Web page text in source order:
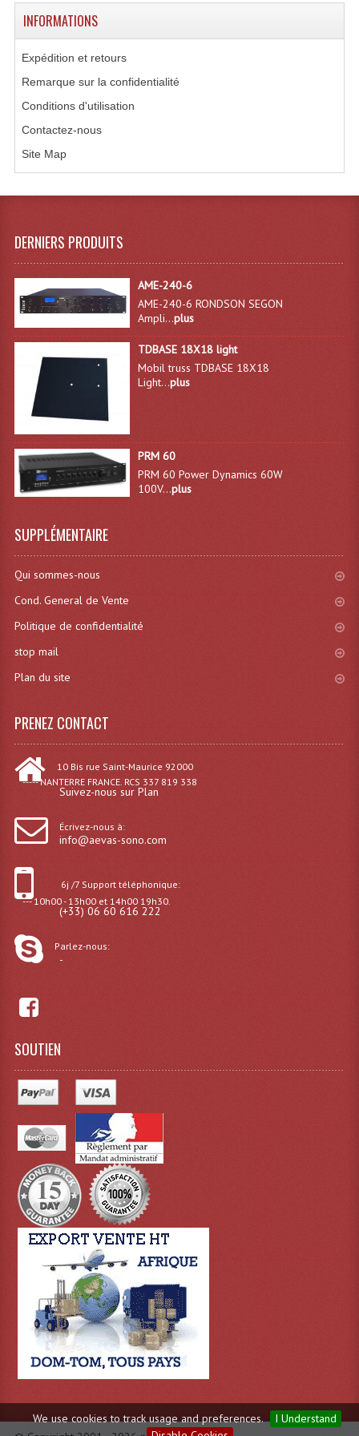
We use cookies to track usage and preferences.
I Understand
Micro Sans Fil HF VHF 200MHZ
Peripheriques Traitements Et Accessoires
Portes Voix Mégaphones
Pupitre Pour Discours
Samplers, Échantillonneurs
Système Sans Fil In-Ear Monitoring
Table Mixages Et Contrôleurs & Consoles
Tables De Mixage DJ
Controleurs DJ USB / MP3
Effets LASERS
Laser Multi-Points
Lasers D'extérieur Multi-Points
Effets Lumineux, Centre De Piste
Consoles Éclairage DMX
Filtres Et Divers
Flexibles Lumineux Leds
Guirlandes Lumineuse
Gyrophares À Leds
Lampes Ampoules
Ampoules - Tubes Lumière Noire Black Gun
Lampes À Décharges
Lampes De Couleurs
Lampes Dichroique
INFORMATIONS
Expédition et retours
Remarque sur la confidentialité
Conditions d'utilisation
Contactez-nous
Site Map
DERNIERS PRODUITS
AME-240-6
AME-240-6 RONDSON SEGON
Ampli...plus
TDBASE 18X18 light
Mobil truss TDBASE 18X18
Light...plus
PRM 60
PRM 60 Power Dynamics 60W
100V...plus
SUPPLÉMENTAIRE
Qui sommes-nous
Cond. General de Vente
Politique de confidentialité
stop mail
Plan du site
PRENEZ CONTACT
10 Bis rue Saint-Maurice 92000
----- NANTERRE FRANCE. RCS 337 819 338
Suivez-nous sur Plan
Écrivez-nous à:
info@aevas-sono.com
6j /7 Support téléphonique:
--- 10h00 - 13h00 et 14h00 19h30.
(+33) 06 60 616 222
Parlez-nous:
-
SOUTIEN